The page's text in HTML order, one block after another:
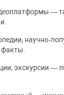
—
экскурсии —